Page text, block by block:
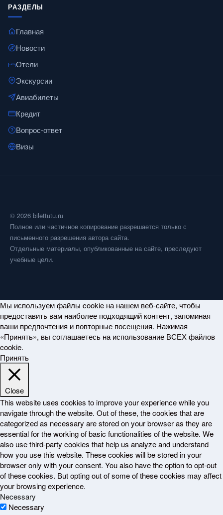
РАЗДЕЛЫ
Главная
Новости
Отели
Экскурсии
Авиабилеты
Кредит
Вопрос-ответ
Визы
© 2026 bilettutu.ru
Полное или частичное копирование разрешается только с
письменного разрешения автора сайта.
Отдельные материалы, опубликованные на сайте, преследуют
учебные цели.
Мы используем файлы cookie на нашем веб-сайте, чтобы
предоставить вам наиболее подходящий контент, запоминая
ваши предпочтения и повторные посещения. Нажимая
«Принять», вы соглашаетесь на использование ВСЕХ файлов
cookie.
Принять
Close
This website uses cookies to improve your experience while you
navigate through the website. Out of these, the cookies that are
categorized as necessary are stored on your browser as they are
essential for the working of basic functionalities of the website. We
also use third-party cookies that help us analyze and understand
how you use this website. These cookies will be stored in your
browser only with your consent. You also have the option to opt-out
of these cookies. But opting out of some of these cookies may affect
your browsing experience.
Necessary
Necessary